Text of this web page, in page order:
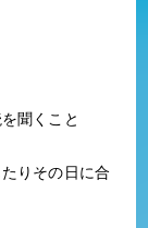
聞くこと
りその日に合